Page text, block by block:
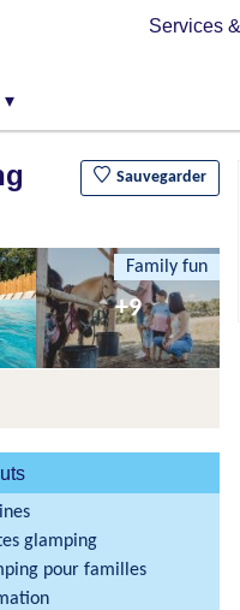
▾
Services
Sauvegarder
Family fun
+9
glamping
pour familles